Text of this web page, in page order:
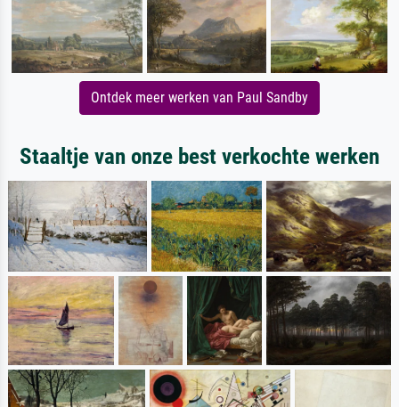
Ontdek meer werken van Paul Sandby
Staaltje van onze best verkochte werken